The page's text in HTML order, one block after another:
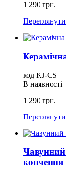
1 290 грн.
Переглянути
код KJ-CS
В наявності
1 290 грн.
Переглянути
Чавунний
копчення